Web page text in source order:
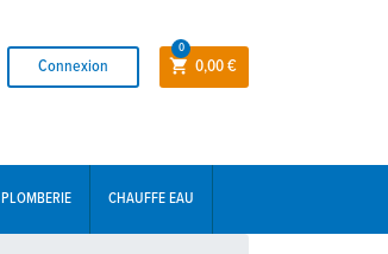
Connexion  0,00 €
0
PLOMBERIE CHAUFFE EAU